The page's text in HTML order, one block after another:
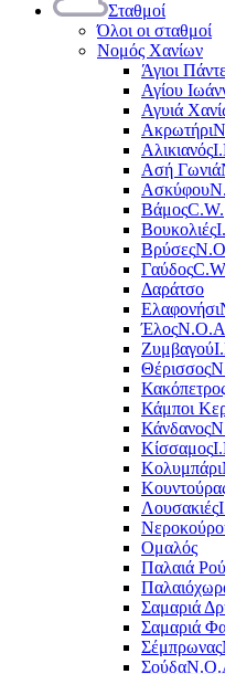
Σταθμοί
Όλοι οι σταθμοί
Νομός Χανίων
Άγιοι
Αγίου
Αγυιά
Ακρωτήρι
Αλικιανός
Ασή Γωνιά
Ασκύφου
ΒάμοςC.W.
Βουκολιές
Βρύσες
Γαύδος
Δαράτσο
Ελαφονήσι
Έλος
Ζυμβαγού
Θέρισσος
Κάμποι
Κάνδανος
Κίσσαμος
Κολυμπάρι
Λουσακιές
Ομαλός
Παλαιά
Σαμαριά
Σαμαριά
Σέμπρωνας
Σούδα